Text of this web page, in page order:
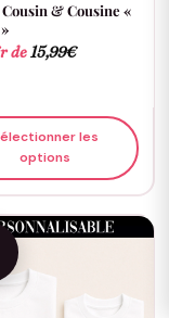
& Cousine «
de15,99€
les
options